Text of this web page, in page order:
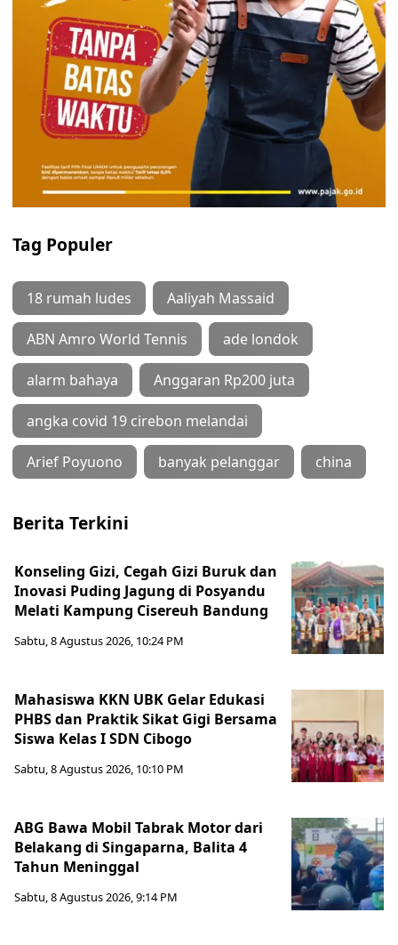
Tag Populer
18 rumah ludes Aaliyah Massaid
ABN Amro World Tennis ade londok
alarm bahaya Anggaran Rp200 juta
angka covid 19 cirebon melandai
Arief Poyuono banyak pelanggar china
Berita Terkini
Konseling Gizi, Cegah Gizi Buruk dan
Inovasi Puding Jagung di Posyandu
Melati Kampung Cisereuh Bandung
Sabtu, 8 Agustus 2026, 10:24 PM
Mahasiswa KKN UBK Gelar Edukasi
PHBS dan Praktik Sikat Gigi Bersama
Siswa Kelas I SDN Cibogo
Sabtu, 8 Agustus 2026, 10:10 PM
ABG Bawa Mobil Tabrak Motor dari
Belakang di Singaparna, Balita 4
Tahun Meninggal
Sabtu, 8 Agustus 2026, 9:14 PM